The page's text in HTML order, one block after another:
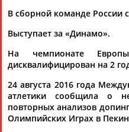
по тяжелой атлетике
Дмитрий Лапиков, Чингиз
(Проект:Информационное
17.09.2019
Олег Писаревский: Мужская
ЧМ не сможет бороться за
...В их числе оказались
Дмитрий Лапиков, Чингиз
В сборной команде России
Выступает за «Динамо».
На чемпионате
дисквалифицирован на 2
24 августа 2016 года
атлетики сообщила о
повторных анализов
Олимпийских Играх в